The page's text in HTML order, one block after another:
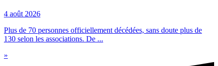
4 août 2026
Plus de 70 personnes officiellement décédées, sans doute plus de
130 selon les associations. De ...
»